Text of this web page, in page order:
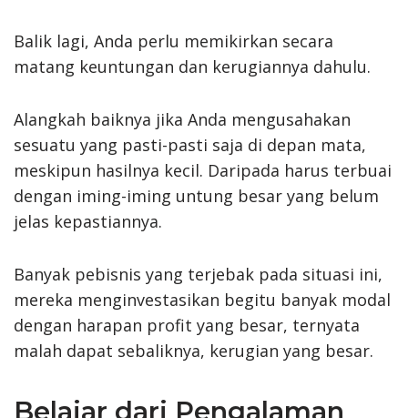
Balik lagi, Anda perlu memikirkan secara
matang keuntungan dan kerugiannya dahulu.
Alangkah baiknya jika Anda mengusahakan
sesuatu yang pasti-pasti saja di depan mata,
meskipun hasilnya kecil. Daripada harus terbuai
dengan iming-iming untung besar yang belum
jelas kepastiannya.
Banyak pebisnis yang terjebak pada situasi ini,
mereka menginvestasikan begitu banyak modal
dengan harapan profit yang besar, ternyata
malah dapat sebaliknya, kerugian yang besar.
Belajar dari Pengalaman